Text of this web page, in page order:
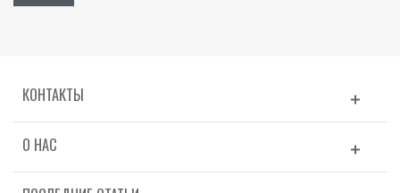
КОНТАКТЫ
О НАС